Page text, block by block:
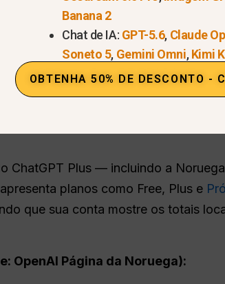
será exibido durante o checkout
preço; os totais exatos com IVA
preços da OpenAI
ChatGPT Plus — incluindo a
planos como Free, Plus e
que sua conta mostre os totais
OpenAI Página da Noruega):
Banana 2
Chat de IA: GPT-5.6, Claude
Soneto 5, Gemini Omni,Kimi
OBTENHA 50% DE DESCONTO -